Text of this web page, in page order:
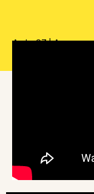
Aula 03 |